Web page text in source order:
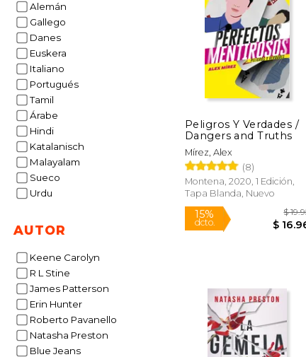
Alemán
Gallego
Danes
Euskera
Italiano
Portugués
Tamil
Árabe
Hindi
Katalanisch
Malayalam
Sueco
Urdu
AUTOR
Keene Carolyn
R L Stine
James Patterson
Erin Hunter
Roberto Pavanello
Natasha Preston
Blue Jeans
Peligros Y Verdades /
Dangers and Truths
Mírez, Alex
(8)
Montena, 2020, 1 Edición,
Tapa Blanda, Nuevo
15%
dcto.